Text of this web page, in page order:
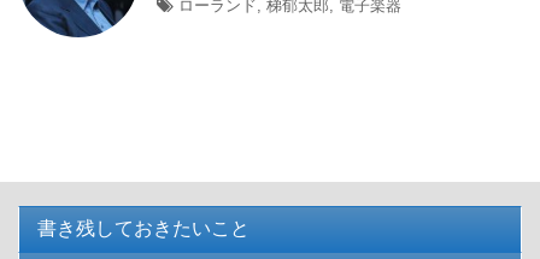
ローランド, 梯郁太郎, 電子楽器
書き残しておきたいこと